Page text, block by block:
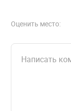
Оценить место: